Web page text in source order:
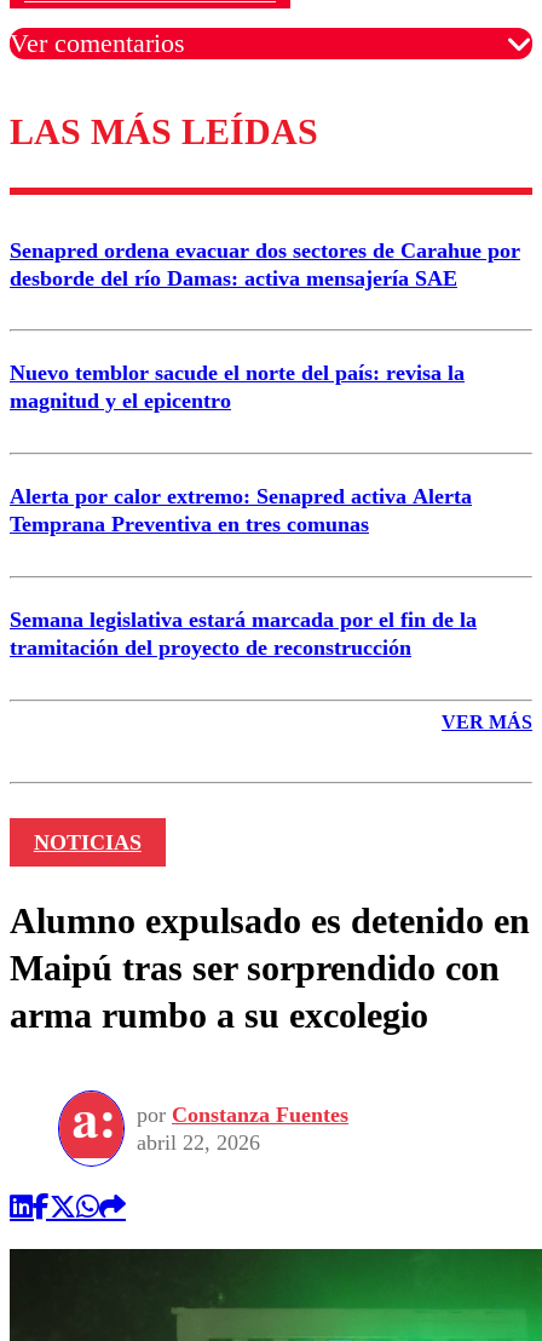
Ver comentarios
Los comentarios son moderados para garantizar un
diálogo respetuoso.
Correo
LAS MÁS LEÍDAS
Senapred ordena evacuar dos sectores de Carahue por
desborde del río Damas: activa mensajería SAE
Nuevo temblor sacude el norte del país: revisa la
magnitud y el epicentro
Alerta por calor extremo: Senapred activa Alerta
Temprana Preventiva en tres comunas
Semana legislativa estará marcada por el fin de la
tramitación del proyecto de reconstrucción
VER MÁS
NOTICIAS
Alumno expulsado es detenido en
Maipú tras ser sorprendido con
arma rumbo a su excolegio
por Constanza Fuentes
abril 22, 2026